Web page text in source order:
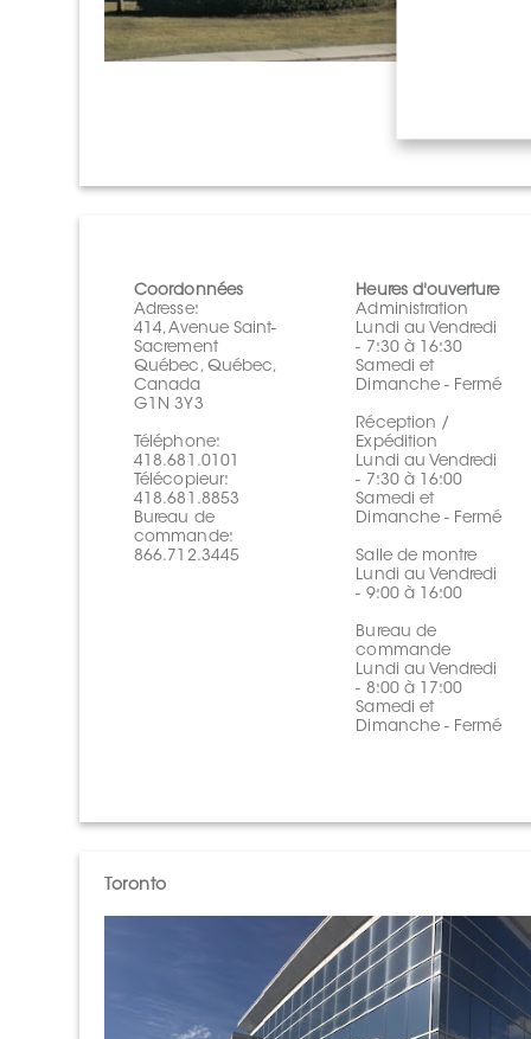
Coordonnées
Adresse:
414, Avenue Saint-
Sacrement
Québec, Québec,
Canada
G1N 3Y3
Téléphone:
418.681.0101
Télécopieur:
418.681.8853
Bureau de
commande:
866.712.3445
Heures d'ouverture
Administration
Lundi au Vendredi
- 7:30 à 16:30
Samedi et
Dimanche - Fermé
Réception /
Expédition
Lundi au Vendredi
- 7:30 à 16:00
Samedi et
Dimanche - Fermé
Salle de montre
Lundi au Vendredi
- 9:00 à 16:00
Bureau de
commande
Lundi au Vendredi
- 8:00 à 17:00
Samedi et
Dimanche - Fermé
Toronto